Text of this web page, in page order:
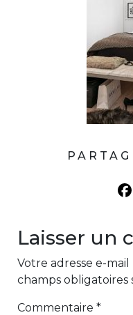
Laisser un
Votre adresse e-
champs obligatoires
Commentaire *